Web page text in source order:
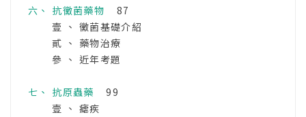
六、 抗黴菌藥物 87
壹 、 黴菌基礎介紹
貳 、 藥物治療
參 、 近年考題
七、 抗原蟲藥99
壹 、 瘧疾